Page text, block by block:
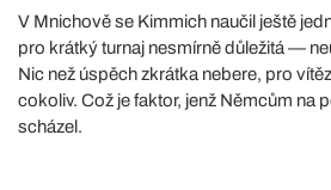
V Mnichově se Kimmich naučil ještě
pro krátký turnaj nesmírně důležitá —
Nic než úspěch zkrátka nebere, pro
cokoliv. Což je faktor, jenž Němcům na
scházel.